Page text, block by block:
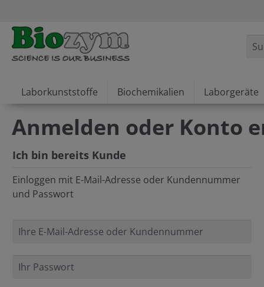
Laborkunststoffe Biochemikalien Laborgeräte
Anmelden oder Konto
Ich bin bereits Kunde
Einloggen mit E-Mail-Adresse oder Kundennummer
und Passwort